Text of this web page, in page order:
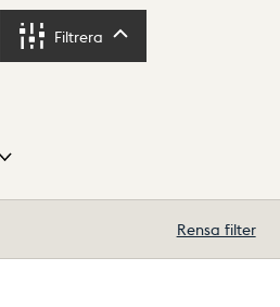
Filtrera
Rensa filter